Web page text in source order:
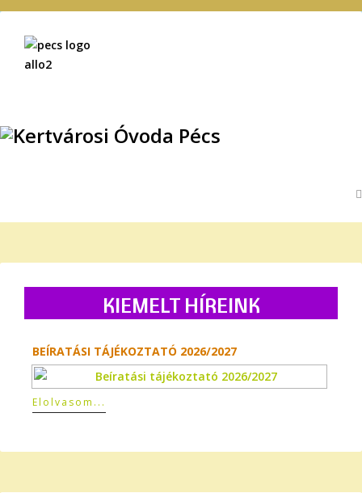
KIEMELT HÍREINK
BEÍRATÁSI TÁJÉKOZTATÓ 2026/2027
Elolvasom...